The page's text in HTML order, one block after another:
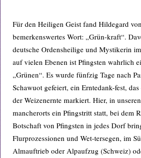
Für den Heiligen Geist fand Hildegard
bemerkenswertes Wort: „Grün-kraft“.
deutsche Ordensheilige und Mystikerin
auf vielen Ebenen ist Pfingsten wahrlich
„Grünen“. Es wurde fünfzig Tage nach
Schawuot gefeiert, ein Erntedank-fest,
der Weizenernte markiert. Hier, in
mancherorts ein Pfingstritt statt, bei dem
Botschaft von Pfingsten in jedes Dorf
Flurprozessionen und Wet-tersegen, im
Almauftrieb oder Alpaufzug (Schweiz)